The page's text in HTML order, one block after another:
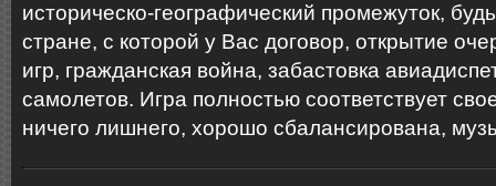
историческо-географический промежуток,
стране, с которой у Вас договор, открытие
игр, гражданская война, забастовка
самолетов. Игра полностью соответствует
ничего лишнего, хорошо сбалансирована,